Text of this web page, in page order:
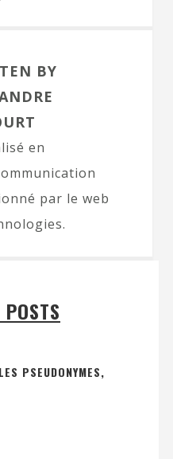
BY
en
par le web
POSTS
PSEUDONYMES,